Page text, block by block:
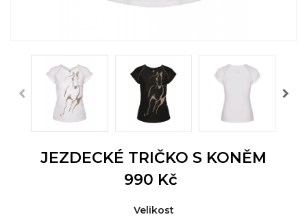
JEZDECKÉ TRIČKO S KONĚM
990 Kč
Velikost